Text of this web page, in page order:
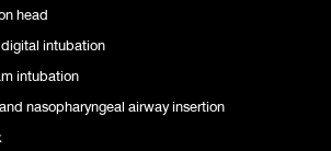
head
intubation
intubation
nasopharyngeal airway insertion